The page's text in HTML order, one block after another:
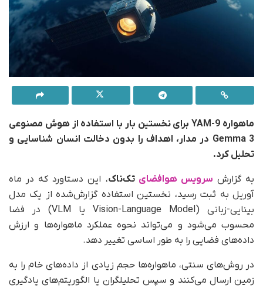
ماهواره YAM-9 برای نخستین بار با استفاده از هوش مصنوعی
Gemma 3 در مدار، اهداف را بدون دخالت انسان شناسایی و
تحلیل کرد.
به گزارش سرویس هوافضایتک‌ناک، این دستاورد که در ماه
آوریل به ثبت رسید، نخستین استفاده گزارش‌شده از یک مدل
بینایی-زبانی (Vision-Language Model یا VLM) در فضا
محسوب می‌شود و می‌تواند نحوه عملکرد ماهواره‌ها و ارزش
داده‌های فضایی را به‌ طور اساسی تغییر دهد.
در روش‌های سنتی، ماهواره‌ها حجم زیادی از داده‌های خام را به
زمین ارسال می‌کنند و سپس تحلیلگران یا الگوریتم‌های یادگیری